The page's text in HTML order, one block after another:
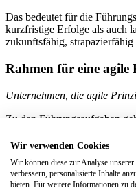
Das bedeutet für die
kurzfristige Erfolge als auch
zukunftsfähig,
Rahmen für eine
Unternehmen, die agile
Zu den Führungsaufgaben
aufzubrechen und eine
und gleichzeitig das Team
Transformationen
Wir verwenden Cookies
Wir können diese zur Analyse unserer
verbessern, personalisierte Inhalte
bieten. Für weitere Informationen zu